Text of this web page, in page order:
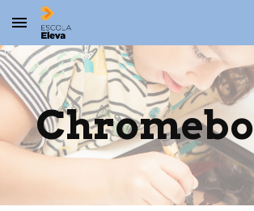
Skip to main content